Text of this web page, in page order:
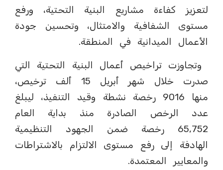
لتعزيز كفاءة مشاريع البنية التحتية، ورفع
مستوى الشفافية والامتثال، وتحسين جودة
الأعمال الميدانية في المنطقة.
وتجاوزت تراخيص أعمال البنية التحتية التي
صدرت خلال شهر أبريل 15 ألف ترخيص،
منها 9016 رخصة نشطة وقيد التنفيذ، ليبلغ
عدد الرخص الصادرة منذ بداية العام
65,752 رخصة ضمن الجهود التنظيمية
الهادفة إلى رفع مستوى الالتزام بالاشتراطات
والمعايير المعتمدة.